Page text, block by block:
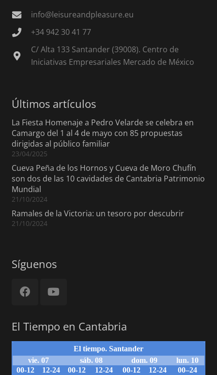
info@leisureandpleasure.eu
+34 942 30 41 77
C/ Alta 133 Santander (39008). Centro de
Iniciativas Empresariales Mercado de México
Últimos artículos
La Fiesta Homenaje a Pedro Velarde se celebra en
Camargo del 1 al 4 de mayo con 85 propuestas
dirigidas al público familiar
23/04/2025
Cueva Peña de los Hornos y Cueva de Moro Chufín
son dos de las 10 cavidades de Cantabria Patrimonio
Mundial
21/10/2024
Ramales de la Victoria: un tesoro por descubrir
21/10/2024
Síguenos
El Tiempo en Cantabria